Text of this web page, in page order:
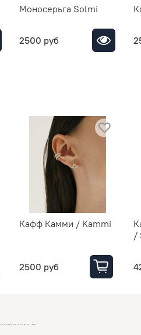
Моносерьга Solmi
2500 руб
Кафф Камми / Kammi
2500 руб
/